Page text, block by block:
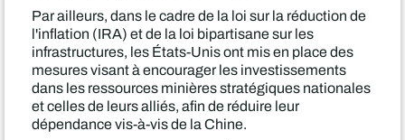
Par ailleurs, dans le cadre de la loi sur la réduction de
l'inflation (IRA) et de la loi bipartisane sur les
infrastructures, les États-Unis ont mis en place des
mesures visant à encourager les investissements
dans les ressources minières stratégiques nationales
et celles de leurs alliés, afin de réduire leur
dépendance vis-à-vis de la Chine.